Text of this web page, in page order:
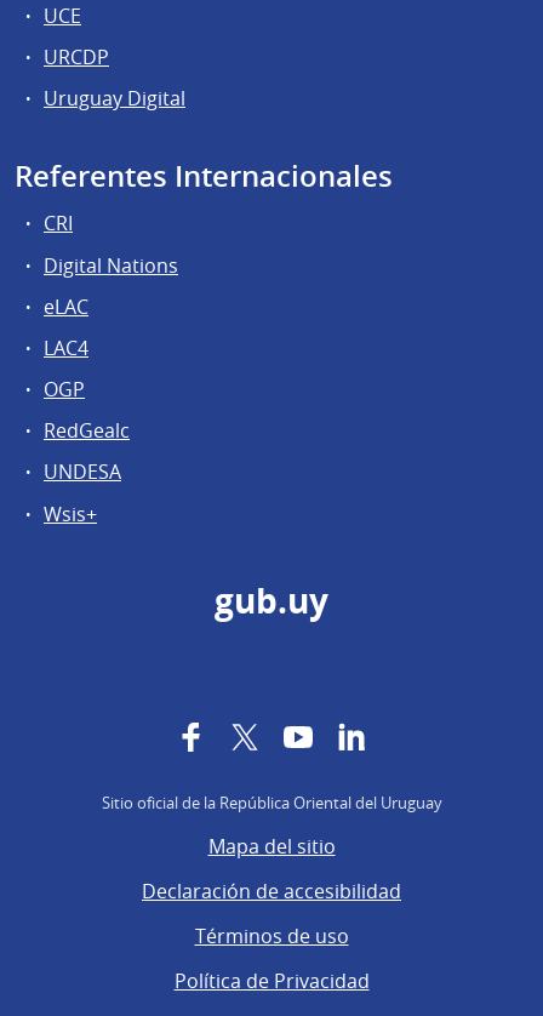
UCE
URCDP
Uruguay Digital
Referentes Internacionales
CRI
Digital Nations
eLAC
LAC4
OGP
RedGealc
UNDESA
Wsis+
gub.uy
FacebookTwitterYouTube
Sitio oficial de la República Oriental del Uruguay
Mapa del sitio
Declaración de accesibilidad
Términos de uso
Política de Privacidad